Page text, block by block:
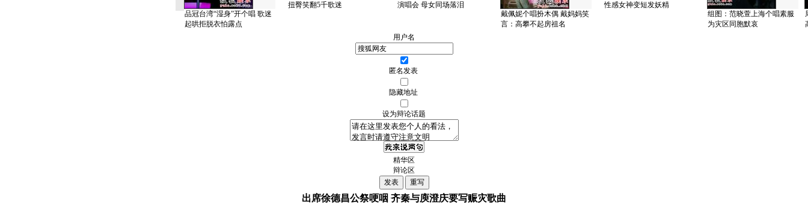
品冠台湾“湿身”开个唱 歌迷
起哄拒脱衣怕露点
扭臀笑翻5千歌迷
演唱会 母女同场落泪
戴佩妮个唱扮木偶 戴妈妈笑
言：高攀不起房祖名
性感女神变短发妖精
组图：范晓萱上海个唱素服
为灾区同胞默哀
用户名
匿名发表
隐藏地址
设为辩论话题
精华区
辩论区
出席徐德昌公祭哽咽 齐秦与庾澄庆要写赈灾歌曲